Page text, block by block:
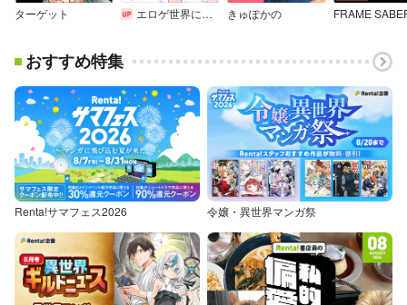
ターゲット エロゲ世界に転生した俺が、推しへの愛で寝取られヒロインを幸せにする。【電子単行本】 きゅぽかの FRAME
おすすめ特集
Renta!サマフェス2026 令嬢・異世界マンガ祭